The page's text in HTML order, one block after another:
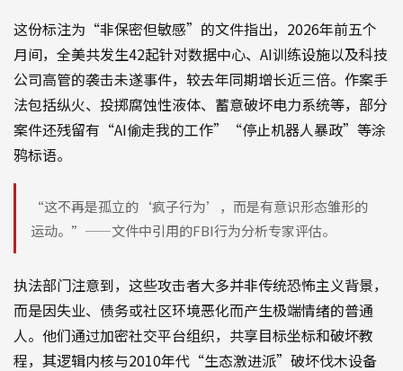
这份标注为“非保密但敏感”的文件指出，2026年前五个
月间，全美共发生42起针对数据中心、AI训练设施以及科技
公司高管的袭击未遂事件，较去年同期增长近三倍。作案手
法包括纵火、投掷腐蚀性液体、蓄意破坏电力系统等，部分
案件还残留有“AI偷走我的工作”“停止机器人暴政”等涂
鸦标语。
“这不再是孤立的‘疯子行为’，而是有意识形态雏形的
运动。”——文件中引用的FBI行为分析专家评估。
执法部门注意到，这些攻击者大多并非传统恐怖主义背景，
而是因失业、债务或社区环境恶化而产生极端情绪的普通
人。他们通过加密社交平台组织，共享目标坐标和破坏教
程，其逻辑内核与2010年代“生态激进派”破坏伐木设备